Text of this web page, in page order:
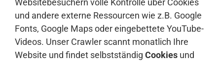
Websitebesuchern volle Kontrolle über Cookies
und andere externe Ressourcen wie z.B. Google
Fonts, Google Maps oder eingebettete YouTube-
Videos. Unser Crawler scannt monatlich Ihre
Website und findet selbstständig Cookies und